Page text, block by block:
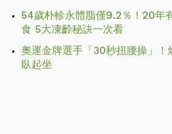
54歲朴軫永體脂僅9.2％！20年
食 5大凍齡秘訣一次看
奧運金牌選手「30秒扭腰操」！
臥起坐